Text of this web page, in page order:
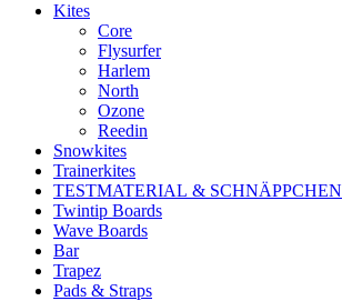
Kites
Core
Flysurfer
Harlem
North
Ozone
Reedin
Snowkites
Trainerkites
TESTMATERIAL & SCHNÄPPCHEN
Twintip Boards
Wave Boards
Bar
Trapez
Pads & Straps